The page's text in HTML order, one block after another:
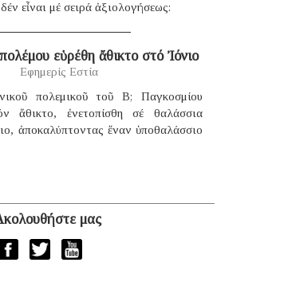
εἶναι μέ σειρά ἀξιολογήσεως:
εὑρέθη ἄθικτο στό Ἰόνιο
Εφημερίς Εστία
πολεμικοῦ τοῦ B; Παγκοσμίου
ἄθικτο, ἐνετοπίσθη σέ θαλάσσια
ἀποκαλύπτοντας ἕναν ὑποθαλάσσιο
μας